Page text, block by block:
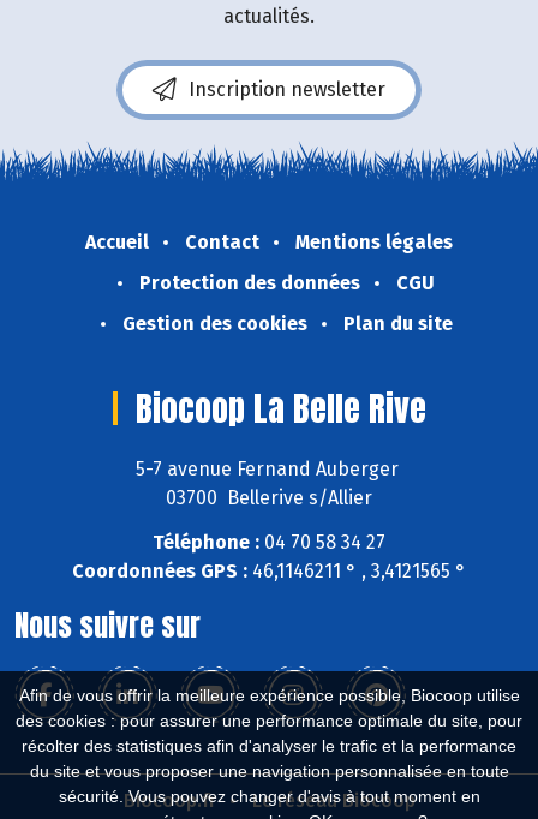
Afin de vous offrir la meilleure expérience possible, Biocoop utilise
des cookies : pour assurer une performance optimale du site, pour
récolter des statistiques afin d'analyser le trafic et la performance
du site et vous proposer une navigation personnalisée en toute
sécurité. Vous pouvez changer d'avis à tout moment en
actualités.
Inscription newsletter
Accueil Contact
Mentions légales
Protection des données
CGU
Gestion des cookies
Plan du site
Biocoop La Belle Rive
5-7 avenue Fernand Auberger
03700 Bellerive s/Allier
Téléphone : 04 70 58 34 27
Coordonnées GPS : 46,1146211 ° , 3,4121565 °
Nous suivre sur
Biocoop.fr Le réseau Biocoop